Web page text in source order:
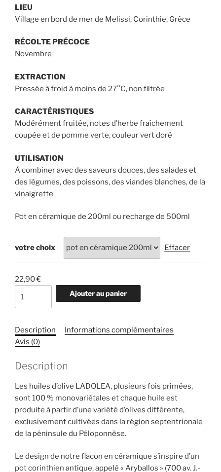
18,50 €
22,90 €
LIEU
Village en bord de mer de Melissi, Corinthie, Grèce
RÉCOLTE PRÉCOCE
Novembre
EXTRACTION
Pressée à froid à moins de 27°C, non filtrée
CARACTÉRISTIQUES
Modérément fruitée, notes d’herbe fraîchement
coupée et de pomme verte, couleur vert doré
UTILISATION
À combiner avec des saveurs douces, des salades et
des légumes, des poissons, des viandes blanches, de la
vinaigrette
Pot en céramique de 200ml ou recharge de 500ml
votre choix Effacer
22,90€
de
d'olive
vierge
extra
bio
LADOLEA
-
Modérément
fruitée
–
Variété
Koroneiki
Ajouter au panier
Description
Informations complémentaires
Avis (0)
Description
Les huiles d’olive LADOLEA, plusieurs fois primées,
sont 100 % monovariétales et chaque huile est
produite à partir d’une variété d’olives différente,
exclusivement cultivées dans la région septentrionale
de la péninsule du Péloponnèse.
Le design de notre flacon en céramique s’inspire d’un
pot corinthien antique, appelé « Aryballos » (700 av. J.-